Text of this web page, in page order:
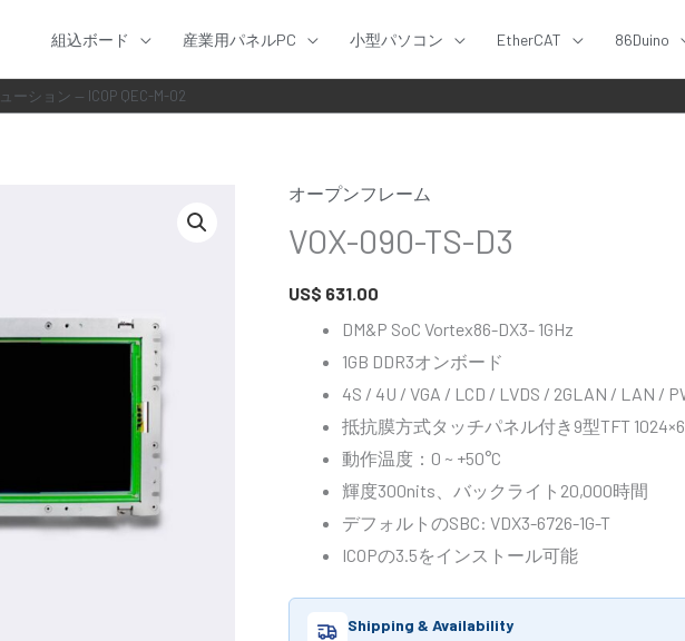
組込ボード 産業用パネルPC 小型パソコン EtherCAT 86Duino
ーション — ICOP QEC-M-02
オープンフレーム
VOX-090-TS-D3
US$ 631.00
DM&P SoC Vortex86-DX3- 1GHz
1GB DDR3オンボード
4S / 4U / VGA / LCD / LVDS / 2GLAN / LAN /
抵抗膜方式タッチパネル付き9型TFT
動作温度：0 ~ +50°C
輝度300nits、バックライト20,000時間
デフォルトのSBC: VDX3-6726-1G-T
ICOPの3.5をインストール可能
Shipping & Availability
VOX-
090-
D3